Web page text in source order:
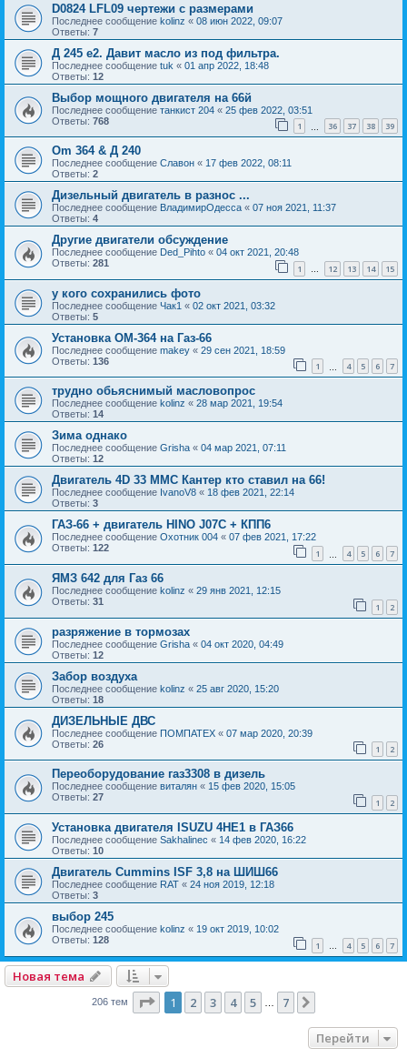
D0824 LFL09 чертежи с размерами
Последнее сообщение kolinz « 08 июн 2022, 09:07
Ответы: 7
Д 245 е2. Давит масло из под фильтра.
Последнее сообщение tuk « 01 апр 2022, 18:48
Ответы: 12
Выбор мощного двигателя на 66й
Последнее сообщение танкист 204 « 25 фев 2022, 03:51
Ответы: 768 1 36 37 38 39
Om 364 & Д 240
Последнее сообщение Славон « 17 фев 2022, 08:11
Ответы: 2
Дизельный двигатель в разнос ...
Последнее сообщение ВладимирОдесса « 07 ноя 2021, 11:37
Ответы: 4
Другие двигатели обсуждение
Последнее сообщение Ded_Pihto « 04 окт 2021, 20:48
Ответы: 281 1 … 12 13 14 15
у кого сохранились фото
Последнее сообщение Чак1 « 02 окт 2021, 03:32
Ответы: 5
Установка ОМ-364 на Газ-66
Последнее сообщение makey « 29 сен 2021, 18:59
Ответы: 136 1 4 5 6 7
трудно обьяснимый масловопрос
Последнее сообщение kolinz « 28 мар 2021, 19:54
Ответы: 14
Зима однако
Последнее сообщение Grisha « 04 мар 2021, 07:11
Ответы: 12
Двигатель 4D 33 MMC Кантер кто ставил на 66!
Последнее сообщение IvanoV8 « 18 фев 2021, 22:14
Ответы: 3
ГАЗ-66 + двигатель HINO J07C + КПП6
Последнее сообщение Охотник 004 « 07 фев 2021, 17:22
Ответы: 122 1 4 5 6 7
ЯМЗ 642 для Газ 66
Последнее сообщение kolinz « 29 янв 2021, 12:15
Ответы: 31 1 2
разряжение в тормозах
Последнее сообщение Grisha « 04 окт 2020, 04:49
Ответы: 12
Забор воздуха
Последнее сообщение kolinz « 25 авг 2020, 15:20
Ответы: 18
ДИЗЕЛЬНЫЕ ДВС
Последнее сообщение ПОМПАТЕХ « 07 мар 2020, 20:39
Ответы: 26 1 2
Переоборудование газ3308 в дизель
Последнее сообщение виталян « 15 фев 2020, 15:05
Ответы: 27 1 2
Установка двигателя ISUZU 4HE1 в ГАЗ66
Последнее сообщение Sakhalinec « 14 фев 2020, 16:22
Ответы: 10
Двигатель Cummins ISF 3,8 на ШИШ66
Последнее сообщение RAT « 24 ноя 2019, 12:18
Ответы: 3
выбор 245
Последнее сообщение kolinz « 19 окт 2019, 10:02
Ответы: 128 1 … 4 5 6 7
Новая тема
206 тем Страница из 7
1 2 3 4 5 7
Перейти